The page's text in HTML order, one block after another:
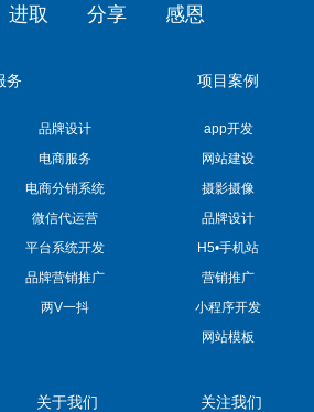
进取 分享 感恩
务
品牌设计
电商服务
电商分销系统
微信代运营
平台系统开发
品牌营销推广
两V一抖
项目案例
app开发
网站建设
摄影摄像
品牌设计
H5•手机站
营销推广
小程序开发
网站模板
关于我们 关注我们